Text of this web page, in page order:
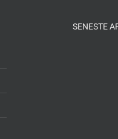
SENESTE